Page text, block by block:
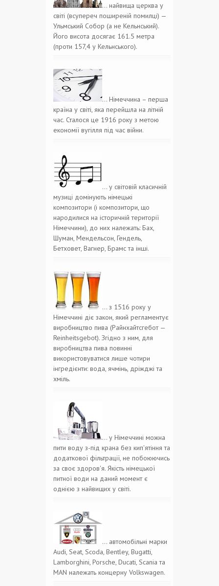
… найвища церква у
світі (всупереч поширеній помилці) —
Ульмський Собор (а не Кельнський).
Його висота досягає 161.5 метра
(проти 157,4 у Кельнського).
… Німеччина – перша
країна у світі, яка перейшла на літній
час. Сталося це 1916 року з метою
економії вугілля під час війни.
… у світовій класичній
музиці домінують німецькі
композитори (і композитори, що
народилися на історичній території
Німеччини), до них належать: Бах,
Шуман, Мендельсон, Гендель,
Бетховет, Вагнер, Брамс та інші.
… з 1516 року у
Німеччині діє закон, який регламентує
виробництво пива (Райнхайтсгебот —
Reinheitsgebot). Згідно з ним, для
виробництва пива повинні
використовуватися лише чотири
інгредієнти: вода, ячмінь, дріжджі та
хміль.
… у Німеччині можна
пити воду з-під крана без кип'ятіння та
додаткової фільтрації, не побоюючись
за своє здоров'я. Якість німецької
питної води на даний момент є
однією з найвищих у світі.
… автомобільні марки
Audi, Seat, Scoda, Bentley, Bugatti,
Lamborghini, Porsche, Ducati, Scania та
MAN належать концерну Volkswagen.